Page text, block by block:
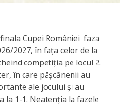
Cupei României faza
2027, în fața celor de la
competiția pe locul 2.
în care pășcănenii au
ale jocului și au
la 1-1. Neatenția la fazele